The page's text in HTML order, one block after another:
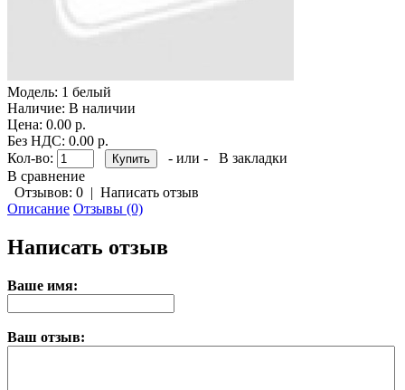
Модель: 1 белый
Наличие: В наличии
Цена: 0.00 р.
Без НДС: 0.00 р.
Кол-во:
- или -
В закладки
В сравнение
Отзывов: 0 | Написать отзыв
Описание Отзывы (0)
Написать отзыв
Ваше имя:
Ваш отзыв: